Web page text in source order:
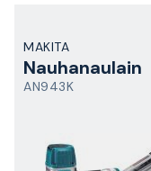
MAKITA
Nauhanaulain
AN943K